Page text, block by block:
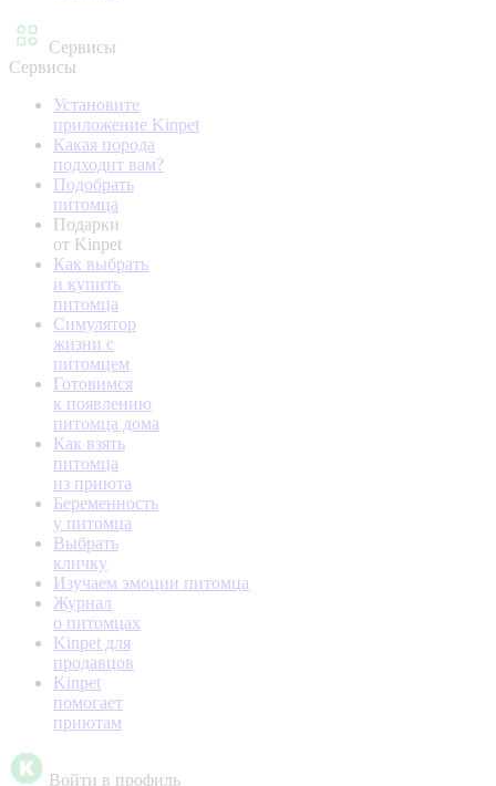
Сервисы
Сервисы
Установите
приложение Kinpet
Какая порода
подходит вам?
Подобрать
питомца
Подарки
от Kinpet
Как выбрать
и купить
питомца
Симулятор
жизни с
питомцем
Готовимся
к появлению
питомца дома
Как взять
питомца
из приюта
Беременность
у питомца
Выбрать
кличку
Изучаем эмоции питомца
Журнал
о питомцах
Kinpet для
продавцов
Kinpet
помогает
приютам
Войти в профиль